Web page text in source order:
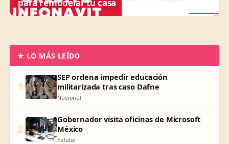
para remodelar tu casa
★ LO MÁS LEÍDO
1
SEP ordena impedir educación
militarizada tras caso Dafne
Nacional
2
Gobernador visita oficinas de Microsoft
México
Estatal